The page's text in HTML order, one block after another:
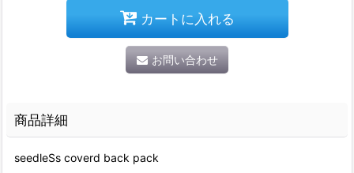
カートに入れる
お問い合わせ
商品詳細
seedleSs coverd back pack